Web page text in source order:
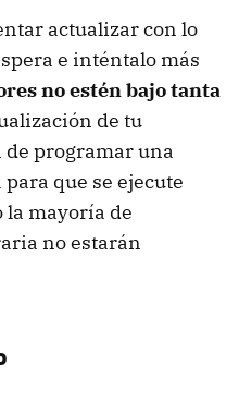
actualizar con lo
e inténtalo más
no estén bajo tanta
de tu
programar una
que se ejecute
la mayoría de
no estarán